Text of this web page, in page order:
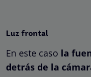
Luz frontal
En este caso la
detrás de la